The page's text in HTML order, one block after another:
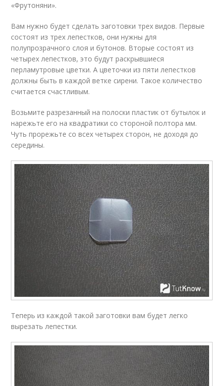
«Фрутоняни».
Вам нужно будет сделать заготовки трех видов. Первые
состоят из трех лепестков, они нужны для
полупрозрачного слоя и бутонов. Вторые состоят из
четырех лепестков, это будут раскрывшиеся
перламутровые цветки. А цветочки из пяти лепестков
должны быть в каждой ветке сирени. Такое количество
считается счастливым.
Возьмите разрезанный на полоски пластик от бутылок и
нарежьте его на квадратики со стороной полтора мм.
Чуть прорежьте со всех четырех сторон, не доходя до
середины.
Теперь из каждой такой заготовки вам будет легко
вырезать лепестки.